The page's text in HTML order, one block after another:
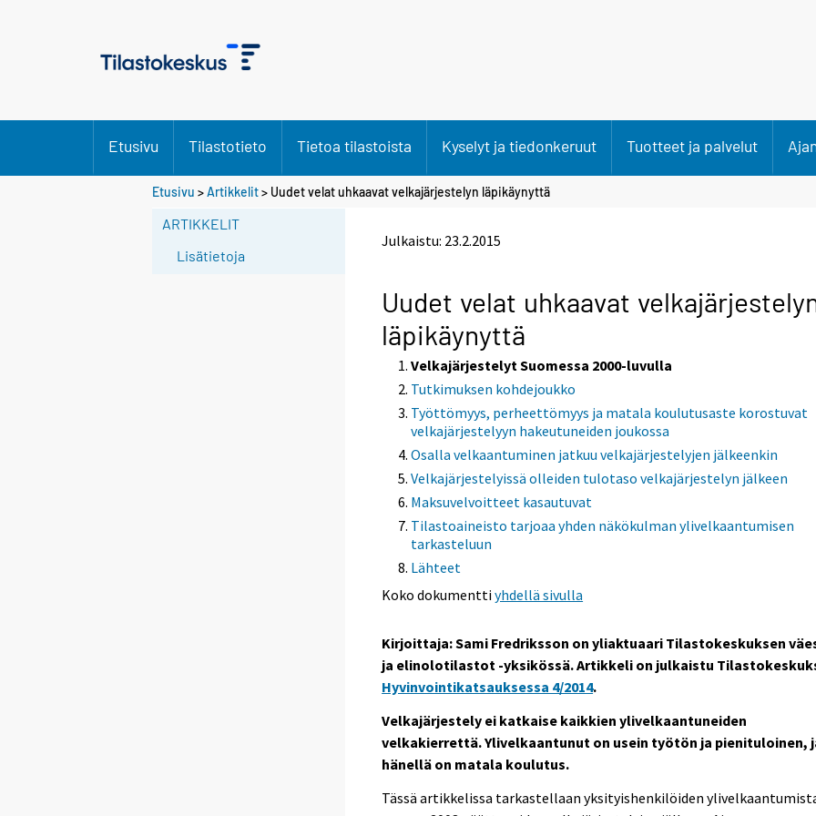
Etusivu Tilastotieto Tietoa tilastoista Kyselyt ja tiedonkeruut Tuotteet ja palvelut
Etusivu >Artikkelit> Uudet velat uhkaavat velkajärjestelyn läpikäynyttä
ARTIKKELIT
Lisätietoja
Julkaistu: 23.2.2015
Uudet velat uhkaavat
läpikäynyttä
Velkajärjestelyt Suomessa 2000-luvulla
Tutkimuksen kohdejoukko
Työttömyys, perheettömyys ja matala koulutusaste korostuvat
velkajärjestelyyn hakeutuneiden joukossa
Osalla velkaantuminen jatkuu velkajärjestelyjen jälkeenkin
Velkajärjestelyissä olleiden tulotaso velkajärjestelyn jälkeen
Maksuvelvoitteet kasautuvat
Tilastoaineisto tarjoaa yhden näkökulman ylivelkaantumisen
tarkasteluun
Lähteet
Koko dokumenttiyhdellä sivulla
Kirjoittaja: Sami Fredriksson on yliaktuaari Tilastokeskuksen
ja elinolotilastot -yksikössä.Artikkeli on julkaistu
Hyvinvointikatsauksessa 4/2014.
Velkajärjestely ei katkaise kaikkien ylivelkaantuneiden
velkakierrettä.Ylivelkaantunut on usein työtön ja pienituloinen,
hänellä on matala koulutus.
Tässä artikkelissa tarkastellaan yksityishenkilöiden